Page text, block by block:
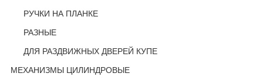
РУЧКИ НА ПЛАНКЕ
РАЗНЫЕ
ДЛЯ РАЗДВИЖНЫХ ДВЕРЕЙ КУПЕ
МЕХАНИЗМЫ ЦИЛИНДРОВЫЕ